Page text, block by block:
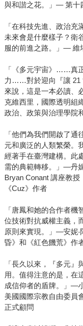
與和諧之花。」— 第十
「在科技先進、政治
未來會是什麼樣子？衛
服的前進之路。」— 維
「《多元宇宙》……真
力……對於迎向『讓 21
來說，這是一本必讀、
克維西里，國際透明組
政治、政策與治理學院
「他們為我們開啟了
元和廣泛的人類繁榮。
經著手在臺灣建構。此
需的典範轉移。」—丹
Bryan Conant 講座教
《Cuz》作者
「唐鳳和她的合作者
位技術對抗威權主義，
原則來實現。」—安妮‧
昏》和《紅色饑荒》作
「長久以來，『多元
用。值得注意的是，在
成信仰者的盾牌。」—
美國國際宗教自由委員
正式顧問